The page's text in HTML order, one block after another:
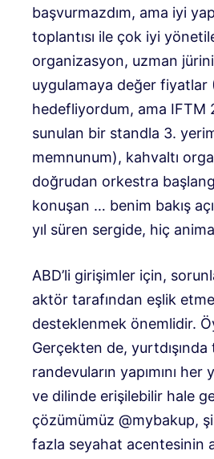
başvurmazdım, ama iyi
toplantısı ile çok iyi
organizasyon, uzman
uygulamaya değer fiyatlar
hedefliyordum, ama IFTM
sunulan bir standla 3.
memnunum), kahvaltı
doğrudan orkestra
konuşan … benim bakış
yıl süren sergide, hiç
ABD’li girişimler için,
aktör tarafından eşlik
desteklenmek önemlidir.
Gerçekten de, yurtdışında
randevuların yapımını
ve dilinde erişilebilir hale
çözümümüz @mybakup,
fazla seyahat acentesinin